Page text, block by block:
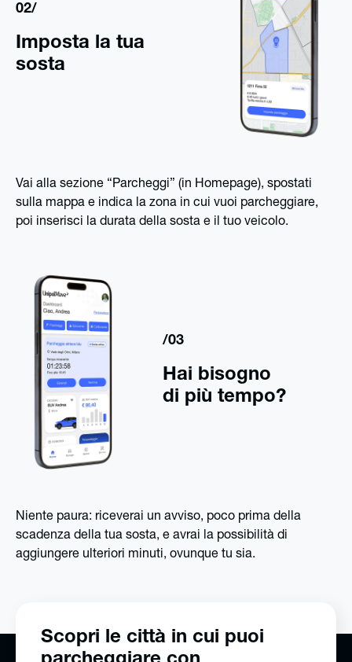
02/
Imposta la tua
sosta
Vai alla sezione “Parcheggi” (in Homepage), spostati
sulla mappa e indica la zona in cui vuoi parcheggiare,
poi inserisci la durata della sosta e il tuo veicolo.
/03
Hai bisogno
di più tempo?
Niente paura: riceverai un avviso, poco prima della
scadenza della tua sosta, e avrai la possibilità di
aggiungere ulteriori minuti, ovunque tu sia.
Scopri le città in cui puoi